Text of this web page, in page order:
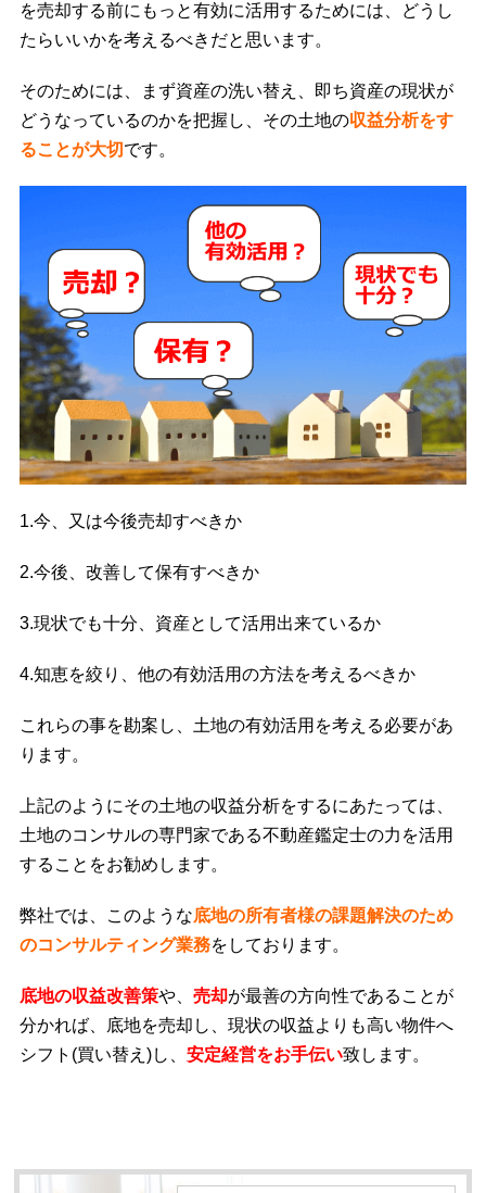
を売却する前にもっと有効に活用するためには、どうし
たらいいかを考えるべきだと思います。
そのためには、まず資産の洗い替え、即ち資産の現状が
どうなっているのかを把握し、その土地の収益分析をす
ることが大切です。
1.今、又は今後売却すべきか
2.今後、改善して保有すべきか
3.現状でも十分、資産として活用出来ているか
4.知恵を絞り、他の有効活用の方法を考えるべきか
これらの事を勘案し、土地の有効活用を考える必要があ
ります。
上記のようにその土地の収益分析をするにあたっては、
土地のコンサルの専門家である不動産鑑定士の力を活用
することをお勧めします。
弊社では、このような底地の所有者様の課題解決のため
のコンサルティング業務をしております。
底地の収益改善策や、売却が最善の方向性であることが
分かれば、底地を売却し、現状の収益よりも高い物件へ
シフト(買い替え)し、安定経営をお手伝い致します。